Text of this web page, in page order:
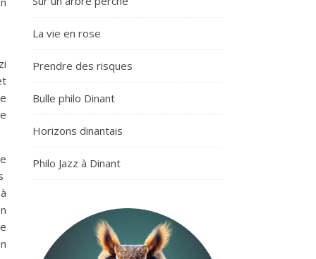
La vie en rose
Prendre des risques
Bulle philo Dinant
Horizons dinantais
Philo Jazz à Dinant